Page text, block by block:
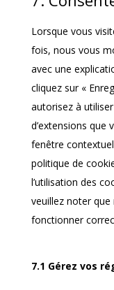
Lorsque vous
fois, nous vous
avec une
cliquez sur «
autorisez à
d’extensions que
fenêtre
politique de
l’utilisation des
veuillez noter
fonctionner
7.1 Gérez vos